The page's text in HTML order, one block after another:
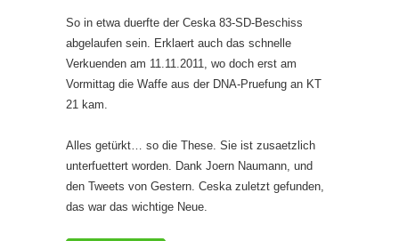
So in etwa duerfte der Ceska 83-SD-Beschiss
abgelaufen sein. Erklaert auch das schnelle
Verkuenden am 11.11.2011, wo doch erst am
Vormittag die Waffe aus der DNA-Pruefung an KT
21 kam.
Alles getürkt… so die These. Sie ist zusaetzlich
unterfuettert worden. Dank Joern Naumann, und
den Tweets von Gestern. Ceska zuletzt gefunden,
das war das wichtige Neue.